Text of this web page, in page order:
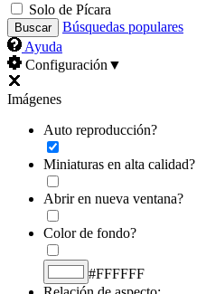
Solo de Pícara
Búsquedas populares
Ayuda
Configuración ▼
Imágenes
Auto reproducción?
Miniaturas en alta calidad?
Abrir en nueva ventana?
Color de fondo?
#FFFFFF